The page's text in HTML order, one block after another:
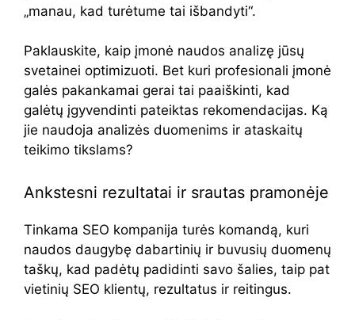
„manau, kad turėtume tai išbandyti“.
Paklauskite, kaip įmonė naudos analizę jūsų
svetainei optimizuoti. Bet kuri profesionali įmonė
galės pakankamai gerai tai paaiškinti, kad
galėtų įgyvendinti pateiktas rekomendacijas. Ką
jie naudoja analizės duomenims ir ataskaitų
teikimo tikslams?
Ankstesni rezultatai ir srautas pramonėje
Tinkama SEO kompanija turės komandą, kuri
naudos daugybę dabartinių ir buvusių duomenų
taškų, kad padėtų padidinti savo šalies, taip pat
vietinių SEO klientų, rezultatus ir reitingus.